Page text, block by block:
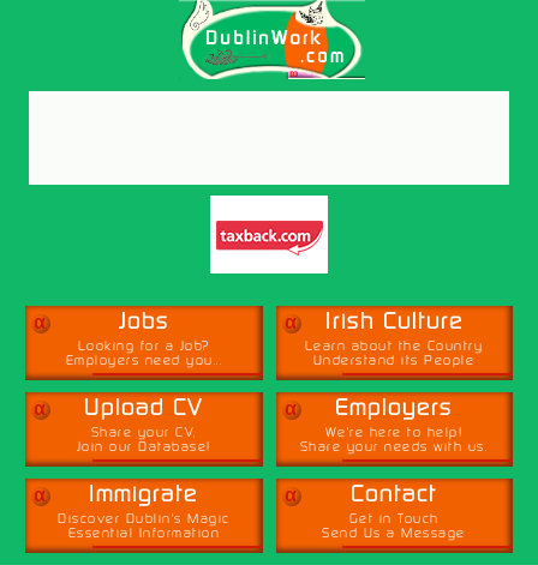
α Jobs
Looking for a Job?
Employers need you...
α Irish Culture
Learn about the Country
Understand its People
α Upload CV
Share your CV,
Join our Database!
α Employers
We're here to help!
Share your needs with us.
α Immigrate
Discover Dublin's Magic
Essential Information
α Contact
Get in Touch
Send Us a Message